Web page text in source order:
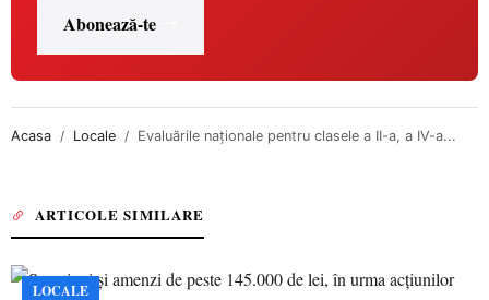
Abonează-te
Acasa Locale Evaluările naționale pentru clasele a II-a, a IV-a...
ARTICOLE SIMILARE
LOCALE